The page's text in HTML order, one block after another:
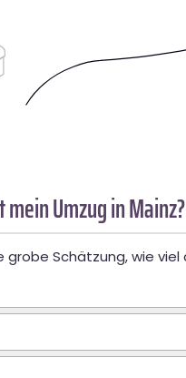
Umzug in Mainz?
Schätzung, wie